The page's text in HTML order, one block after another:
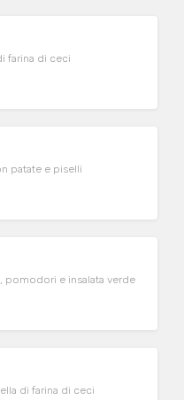
farina di ceci
patate e piselli
pomodori e insalata verde
di farina di ceci